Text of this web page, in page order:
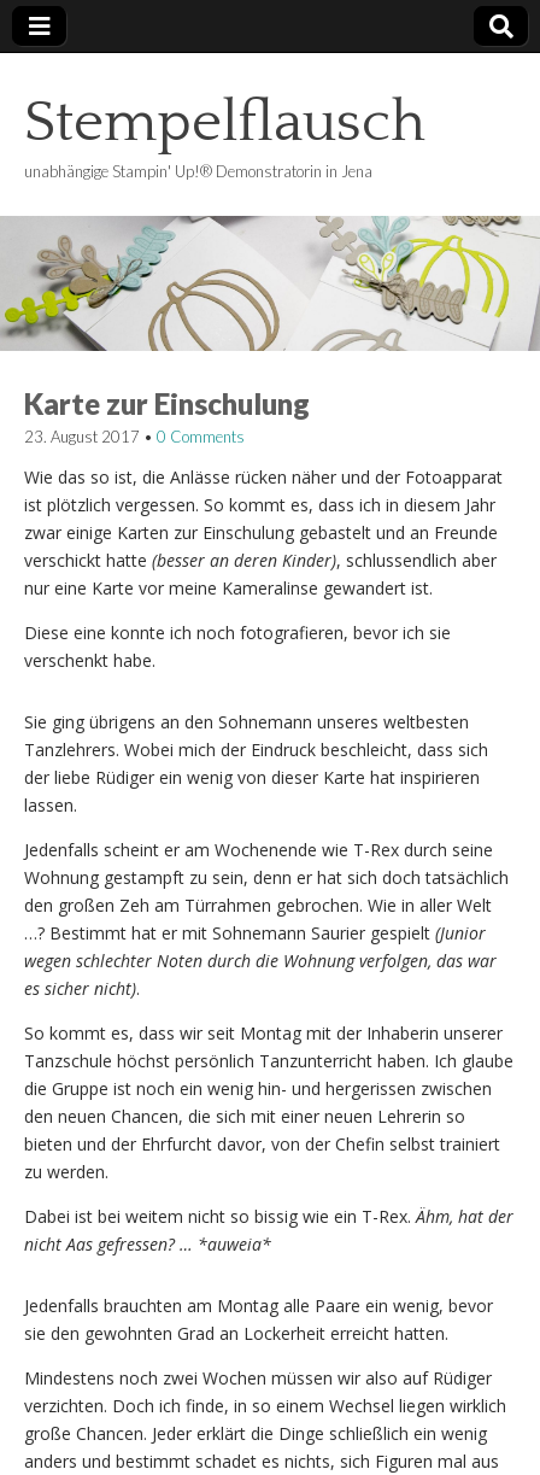
Stempelflausch
unabhängige Stampin' Up!® Demonstratorin in Jena
Karte zur Einschulung
23. August 2017 • 0 Comments
Wie das so ist, die Anlässe rücken näher und der Fotoapparat
ist plötzlich vergessen. So kommt es, dass ich in diesem Jahr
zwar einige Karten zur Einschulung gebastelt und an Freunde
verschickt hatte (besser an deren Kinder), schlussendlich aber
nur eine Karte vor meine Kameralinse gewandert ist.
Diese eine konnte ich noch fotografieren, bevor ich sie
verschenkt habe.
Sie ging übrigens an den Sohnemann unseres weltbesten
Tanzlehrers. Wobei mich der Eindruck beschleicht, dass sich
der liebe Rüdiger ein wenig von dieser Karte hat inspirieren
lassen.
Jedenfalls scheint er am Wochenende wie T-Rex durch seine
Wohnung gestampft zu sein, denn er hat sich doch tatsächlich
den großen Zeh am Türrahmen gebrochen. Wie in aller Welt
…? Bestimmt hat er mit Sohnemann Saurier gespielt (Junior
wegen schlechter Noten durch die Wohnung verfolgen, das war
es sicher nicht).
So kommt es, dass wir seit Montag mit der Inhaberin unserer
Tanzschule höchst persönlich Tanzunterricht haben. Ich glaube
die Gruppe ist noch ein wenig hin- und hergerissen zwischen
den neuen Chancen, die sich mit einer neuen Lehrerin so
bieten und der Ehrfurcht davor, von der Chefin selbst trainiert
zu werden.
Dabei ist bei weitem nicht so bissig wie ein T-Rex. Ähm, hat der
nicht Aas gefressen? … *auweia*
Jedenfalls brauchten am Montag alle Paare ein wenig, bevor
sie den gewohnten Grad an Lockerheit erreicht hatten.
Mindestens noch zwei Wochen müssen wir also auf Rüdiger
verzichten. Doch ich finde, in so einem Wechsel liegen wirklich
große Chancen. Jeder erklärt die Dinge schließlich ein wenig
anders und bestimmt schadet es nichts, sich Figuren mal aus